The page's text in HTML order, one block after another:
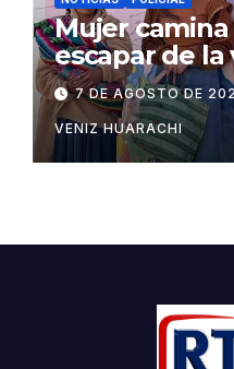
Mujer
escapar de la
Potosí
7 DE AGOSTO DE
VENIZ HUARACHI